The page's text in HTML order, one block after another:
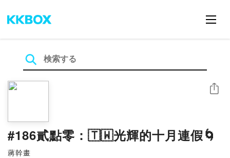
#186貳點零：🇹🇼光輝的十月連假🌀
蔣幹畫
シェア